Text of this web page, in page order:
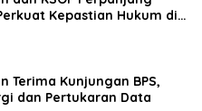
Kepastian Hukum di
Terima Kunjungan BPS,
dan Pertukaran Data